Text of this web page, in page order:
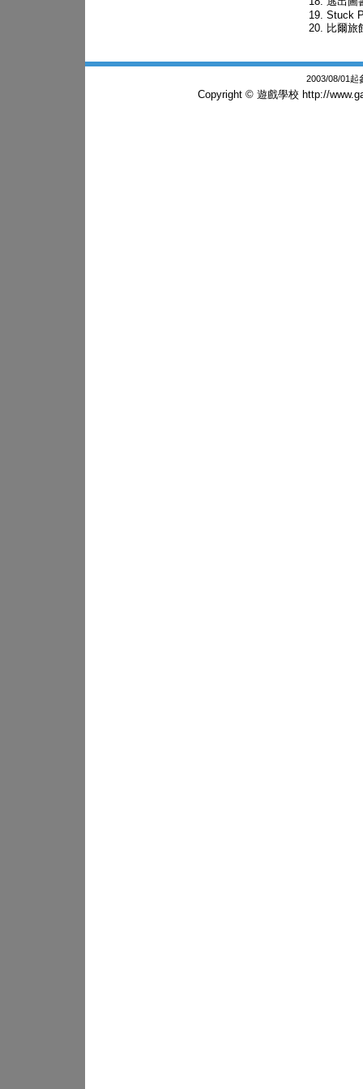
Stuck
比爾旅
2003/08/01起
Copyright © 遊戲學校 http://